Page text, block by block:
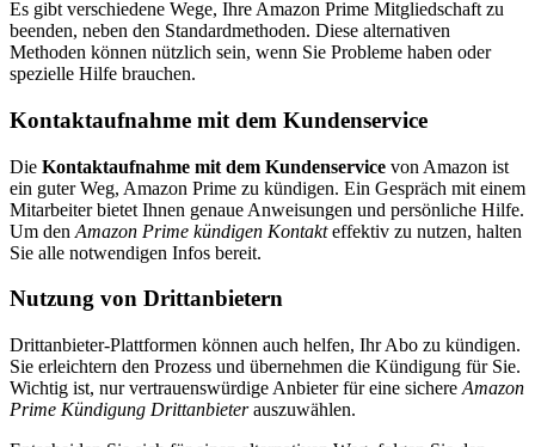
Es gibt verschiedene Wege, Ihre Amazon Prime Mitgliedschaft zu
beenden, neben den Standardmethoden. Diese alternativen
Methoden können nützlich sein, wenn Sie Probleme haben oder
spezielle Hilfe brauchen.
Kontaktaufnahme mit dem Kundenservice
Die Kontaktaufnahme mit dem Kundenservice von Amazon ist
ein guter Weg, Amazon Prime zu kündigen. Ein Gespräch mit einem
Mitarbeiter bietet Ihnen genaue Anweisungen und persönliche Hilfe.
Um den Amazon Prime kündigen Kontakteffektiv zu nutzen, halten
Sie alle notwendigen Infos bereit.
Nutzung von Drittanbietern
Drittanbieter-Plattformen können auch helfen, Ihr Abo zu kündigen.
Sie erleichtern den Prozess und übernehmen die Kündigung für Sie.
Wichtig ist, nur vertrauenswürdige Anbieter für eine sichere Amazon
Prime Kündigung Drittanbieterauszuwählen.